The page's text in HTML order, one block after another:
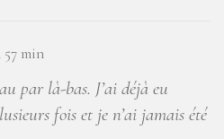
57 min
par là-bas. J’ai déjà eu
fois et je n’ai jamais été